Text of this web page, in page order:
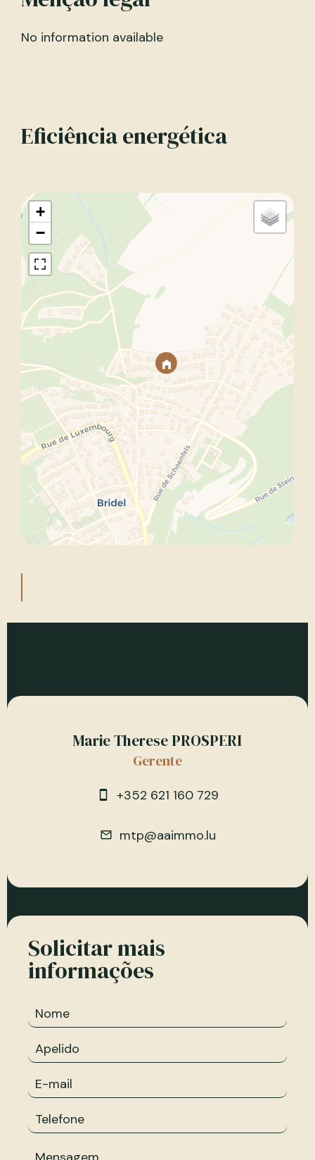
No information available
Eficiência energética
+
−
Marie Therese PROSPERI
Gerente
+352 621 160 729
mtp@aaimmo.lu
Solicitar mais
informações